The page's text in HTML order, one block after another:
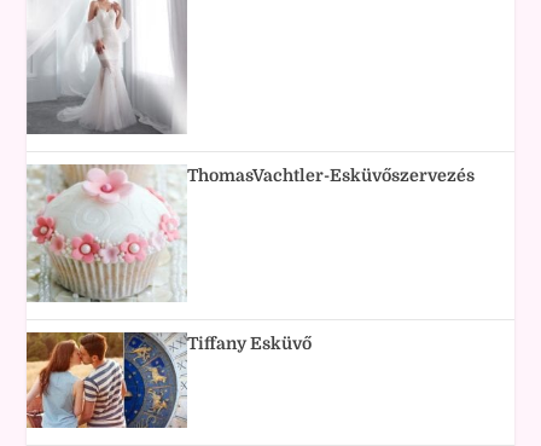
ThomasVachtler-Esküvőszervezés
Tiffany Esküvő